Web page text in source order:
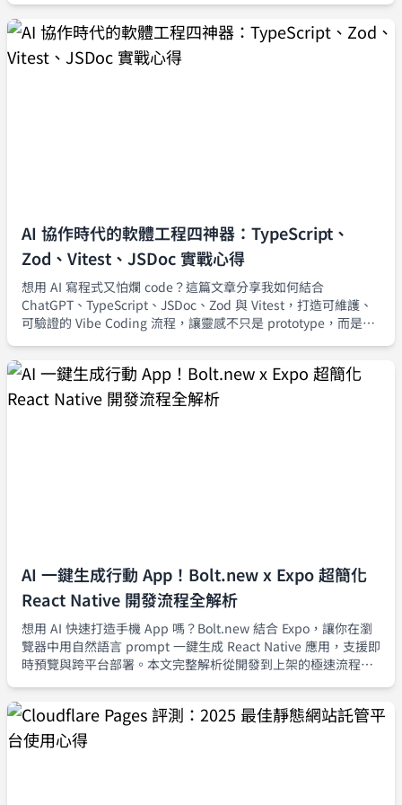
AI 協作時代的軟體工程四神器：TypeScript、
Zod、Vitest、JSDoc 實戰心得
想用 AI 寫程式又怕爛 code？這篇文章分享我如何結合
ChatGPT、TypeScript、JSDoc、Zod 與 Vitest，打造可維護、
可驗證的 Vibe Coding 流程，讓靈感不只是 prototype，而是真
AI 一鍵生成行動 App！Bolt.new x Expo 超簡化
React Native 開發流程全解析
想用 AI 快速打造手機 App 嗎？Bolt.new 結合 Expo，讓你在瀏
覽器中用自然語言 prompt 一鍵生成 React Native 應用，支援即
時預覽與跨平台部署。本文完整解析從開發到上架的極速流程，